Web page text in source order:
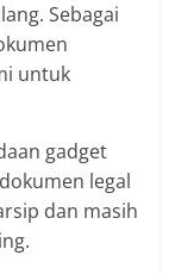
Sebagai
untuk
gadget
legal
dan masih